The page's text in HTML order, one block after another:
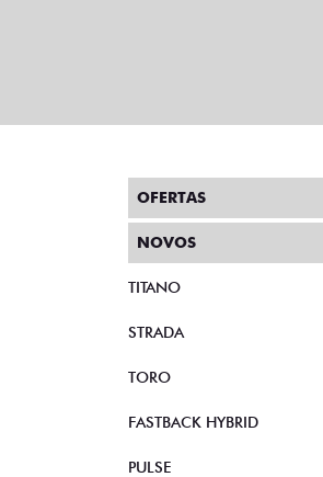
OFERTAS
NOVOS
TITANO
STRADA
TORO
FASTBACK HYBRID
PULSE